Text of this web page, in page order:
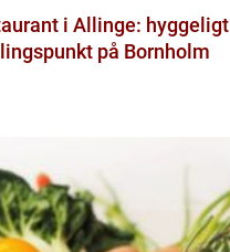
i Allinge: hyggeligt
på Bornholm